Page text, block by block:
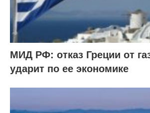
МИД РФ: отказ Греции от
ударит по ее экономике